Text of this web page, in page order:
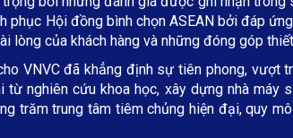
phục Hội đồng bình chọn ASEAN bởi đáp
lòng của khách hàng và những đóng góp
VNVC đã khẳng định sự tiên phong, vượt
nghiên cứu khoa học, xây dựng nhà máy
trăm trung tâm tiêm chủng hiện đại, quy